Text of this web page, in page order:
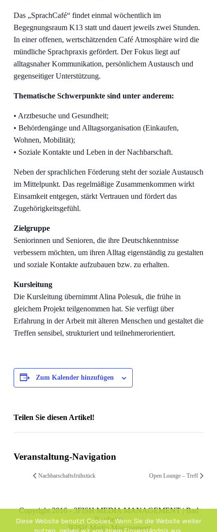
Das „SprachCafé“ findet einmal wöchentlich im
Begegnungsraum K13 statt und dauert jeweils zwei Stunden.
In einer offenen, wertschätzenden Café Atmosphäre wird die
mündliche Sprachpraxis gefördert. Der Fokus liegt auf
alltagsnaher Kommunikation, persönlichem Austausch und
gegenseitiger Unterstützung.
Thematische Schwerpunkte sind unter anderem:
• Arztbesuche und Gesundheit;
• Behördengänge und Alltagsorganisation (Einkaufen,
Wohnen, Mobilität);
• Soziale Kontakte und Leben in der Nachbarschaft.
Neben der sprachlichen Förderung steht der soziale Austausch
im Mittelpunkt. Das regelmäßige Zusammenkommen wirkt
Einsamkeit entgegen, stärkt Vertrauen und fördert das
Zugehörigkeitsgefühl.
Zielgruppe
Seniorinnen und Senioren, die ihre Deutschkenntnisse
verbessern möchten, um ihren Alltag eigenständig zu gestalten
und soziale Kontakte aufzubauen bzw. zu erhalten.
Kursleitung
Die Kursleitung übernimmt Alina Polesuk, die frühe in
gleichem Projekt teilgenommen hat. Sie verfügt über
Erfahrung in der Arbeit mit älteren Menschen und gestaltet die
Treffen sensibel, strukturiert und teilnehmerorientiert.
Zum Kalender hinzufügen
Teilen Sie diesen Artikel!
Veranstaltung-Navigation
Nachbarschaftsfrühstück Open Lounge – Treff
Copyright 2016 - 3FISH MEDIA MANAGEMENT | Bad
Nauheim
3FISH Media Management
Diese Website benutzt Cookies. Wenn Sie die Website weiter